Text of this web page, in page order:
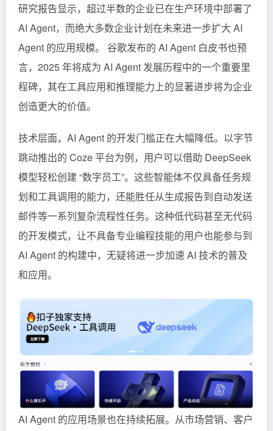
研究报告显示，超过半数的企业已在生产环境中部署了
AI Agent，而绝大多数企业计划在未来进一步扩大 AI
Agent 的应用规模。 谷歌发布的 AI Agent 白皮书也预
言，2025 年将成为 AI Agent 发展历程中的一个重要里
程碑，其在工具应用和推理能力上的显著进步将为企业
创造更大的价值。
技术层面，AI Agent 的开发门槛正在大幅降低。以字节
跳动推出的 Coze平台为例，用户可以借助 DeepSeek
模型轻松创建 “数字员工”。这些智能体不仅具备任务规
划和工具调用的能力，还能胜任从生成报告到自动发送
邮件等一系列复杂流程性任务。这种低代码甚至无代码
的开发模式，让不具备专业编程技能的用户也能参与到
AI Agent 的构建中，无疑将进一步加速 AI 技术的普及
和应用。
AI Agent 的应用场景也在持续拓展。从市场营销、客户